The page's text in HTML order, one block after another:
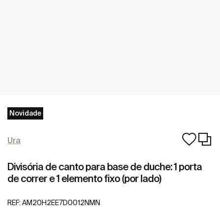
Novidade
Ura
Divisória de canto para base de duche: 1 porta
de correr e 1 elemento fixo (por lado)
REF: AM20H2EE7D0012NMN